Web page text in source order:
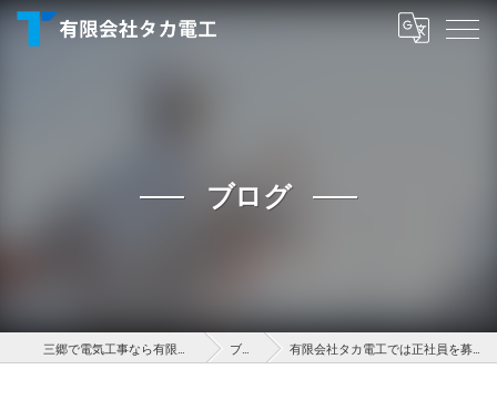
ブログ
ブログ 有限会社タカ電工では正社員を募集しています！